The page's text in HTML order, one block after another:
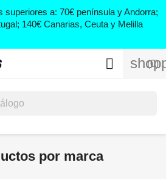
superiores a: 70€ península y Andorra;
140€ Canarias, Ceuta y Melilla
(0)

por marca